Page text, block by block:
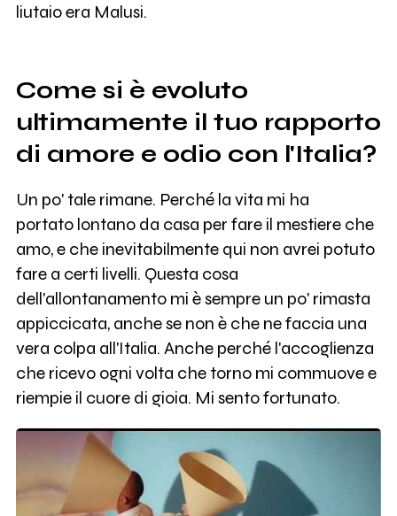
liutaio era Malusi.
Come si è evoluto
ultimamente il tuo rapporto
di amore e odio con l'Italia?
Un po' tale rimane. Perché la vita mi ha
portato lontano da casa per fare il mestiere che
amo, e che inevitabilmente qui non avrei potuto
fare a certi livelli. Questa cosa
dell'allontanamento mi è sempre un po' rimasta
appiccicata, anche se non è che ne faccia una
vera colpa all'Italia. Anche perché l'accoglienza
che ricevo ogni volta che torno mi commuove e
riempie il cuore di gioia. Mi sento fortunato.